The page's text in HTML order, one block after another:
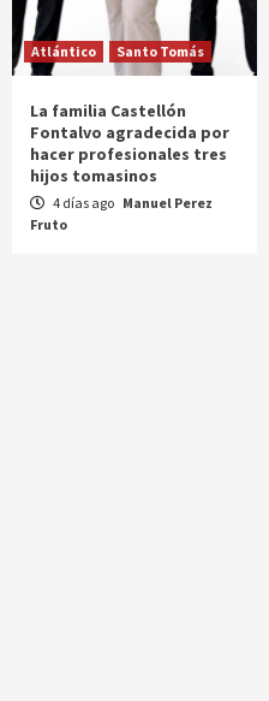
Atlántico Santo Tomás
La familia Castellón
Fontalvo agradecida por
hacer profesionales tres
hijos tomasinos
4 días ago Manuel Perez
Fruto